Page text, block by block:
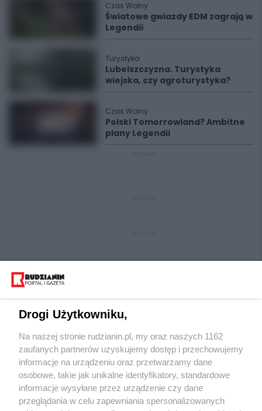
Czas Wolny
Światowe gwiazdy EDM zagrają w
Legendii
Turystyka
Lubelszczyzna. Turystyka
wiejska, czy agroturystyka?
Czas Wolny
Polski Tomorrowland? Ambitne
plany Legendii
Wydawca mediów lokalnych
Drogi Użytkowniku,
Na naszej stronie rudzianin.pl, my oraz naszych 1162
zaufanych partnerów uzyskujemy dostęp i przechowujemy
informacje na urządzeniu oraz przetwarzamy dane
osobowe, takie jak unikalne identyfikatory, standardowe
informacje wysyłane przez urządzenie czy dane
przeglądania w celu zapewniania spersonalizowanych